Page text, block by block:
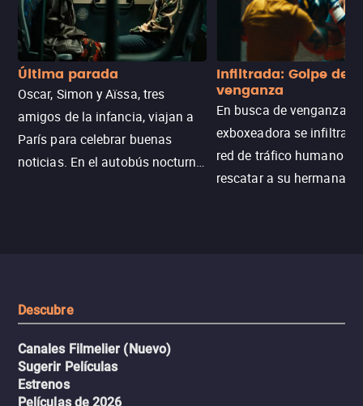
Última parada
Oscar, Simon y Aïssa, tres
amigos de la infancia, viajan a
París para celebrar buenas
noticias. En el autobús nocturno
Infiltrada: Golpe de
venganza
En busca de venganza,
exboxeadora se infiltra
red de tráfico humano
rescatar a su hermana
Descubre
Canales Filmelier (Nuevo)
Sugerir Películas
Estrenos
Películas de 2026